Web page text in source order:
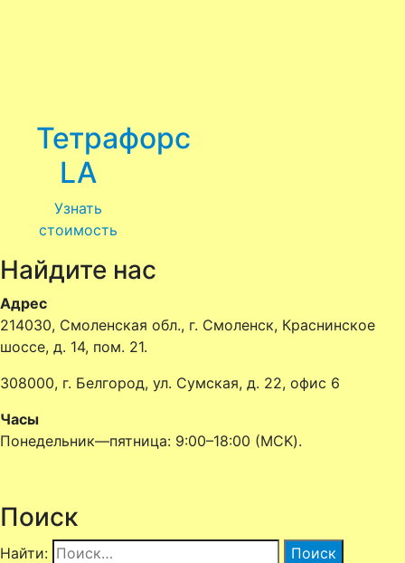
Тетрафорс
LA
Узнать
стоимость
Найдите нас
Адрес
214030, Смоленская обл., г. Смоленск, Краснинское
шоссе, д. 14, пом. 21.
308000, г. Белгород, ул. Сумская, д. 22, офис 6
Часы
Понедельник—пятница: 9:00–18:00 (MCK).
Поиск
Найти: